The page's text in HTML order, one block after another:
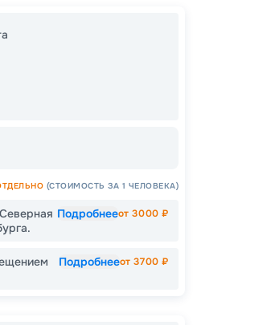
(СТОИМОСТЬ ЗА 1 ЧЕЛОВЕКА)
Подробнееот3000 ₽
Подробнееот3700 ₽